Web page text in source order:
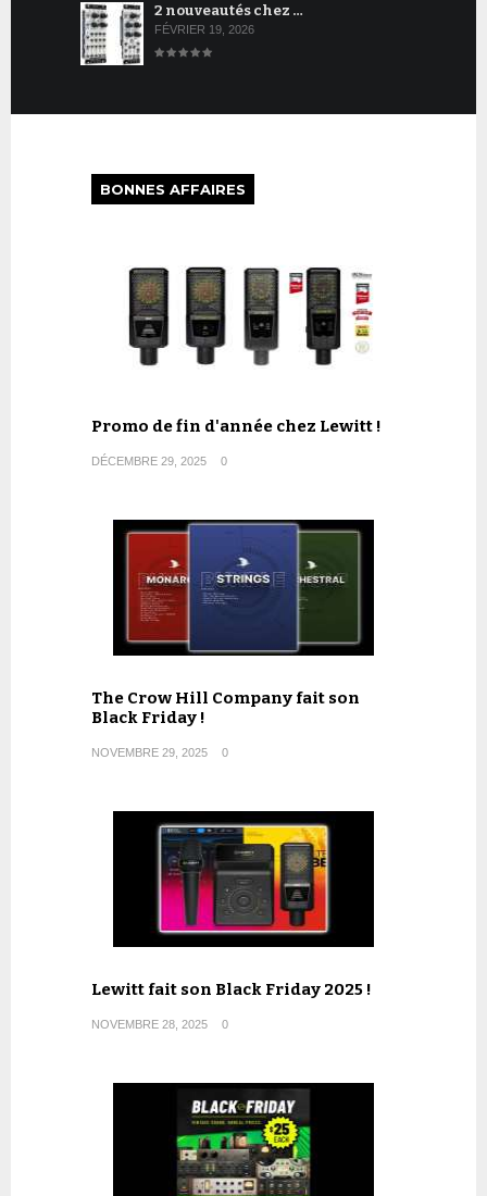
2 nouveautés chez …
FÉVRIER 19, 2026
BONNES AFFAIRES
Promo de fin d'année chez Lewitt !
DÉCEMBRE 29, 2025 0
The Crow Hill Company fait son
Black Friday !
NOVEMBRE 29, 2025 0
Lewitt fait son Black Friday 2025 !
NOVEMBRE 28, 2025 0